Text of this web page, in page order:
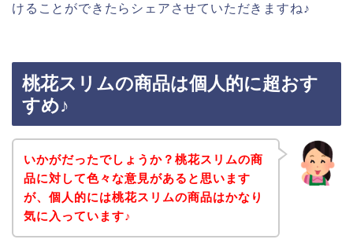
けることができたらシェアさせていただきますね♪
桃花スリムの商品は個人的に超おす
すめ♪
いかがだったでしょうか？桃花スリムの商
品に対して色々な意見があると思います
が、個人的には桃花スリムの商品はかなり
気に入っています♪